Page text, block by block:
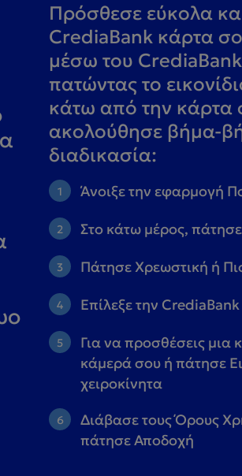
Πρόσθεσε εύκολα
CrediaBank κάρτα
μέσω του
πατώντας το
κάτω από την κάρτα
ακολούθησε βήμα-
διαδικασία:
Άνοιξε την εφαρμογή
Στο κάτω μέρος,
Πάτησε Χρεωστική ή
Επίλεξε την CrediaBank
Για να προσθέσεις μια
κάμερά σου ή πάτησε
χειροκίνητα
Διάβασε τους Όρους
πάτησε Αποδοχή